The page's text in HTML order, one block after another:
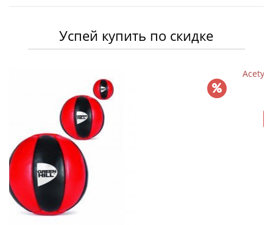
Успей купить по скидке